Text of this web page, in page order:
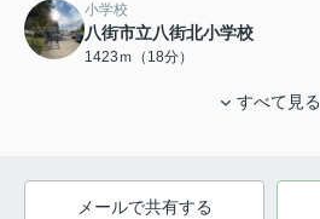
小学校
八街市立八街北小学校
1423ｍ（18分）
すべて見る
メールで共有する